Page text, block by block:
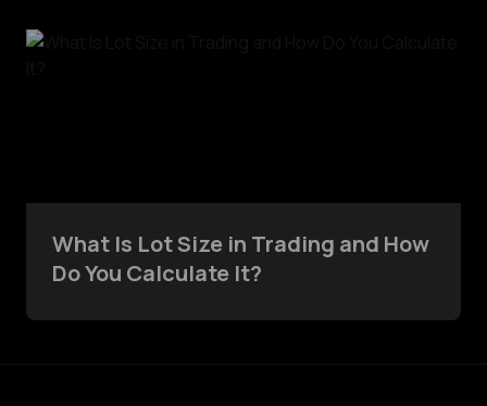
What Is Lot Size in Trading and How
Do You Calculate It?